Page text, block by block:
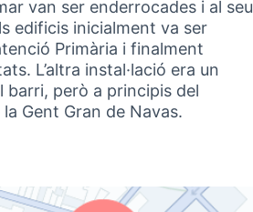
van ser enderrocades i al seu
edificis inicialment va ser
Primària i finalment
L’altra instal·lació era un
però a principis del
Gent Gran de Navas.